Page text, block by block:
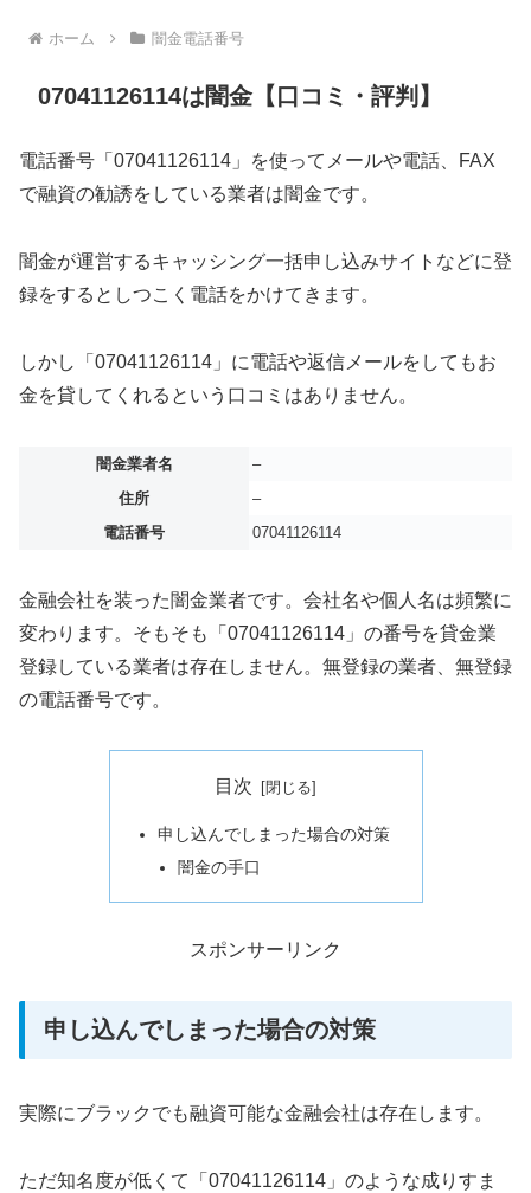
ホーム 闇金電話番号
07041126114は闇金【口コミ・評判】
電話番号「07041126114」を使ってメールや電話、FAX
で融資の勧誘をしている業者は闇金です。
闇金が運営するキャッシング一括申し込みサイトなどに登
録をするとしつこく電話をかけてきます。
しかし「07041126114」に電話や返信メールをしてもお
金を貸してくれるという口コミはありません。
闇金業者名
–
住所
–
電話番号
07041126114
金融会社を装った闇金業者です。会社名や個人名は頻繁に
変わります。そもそも「07041126114」の番号を貸金業
登録している業者は存在しません。無登録の業者、無登録
の電話番号です。
目次
申し込んでしまった場合の対策
闇金の手口
スポンサーリンク
申し込んでしまった場合の対策
実際にブラックでも融資可能な金融会社は存在します。
ただ知名度が低くて「07041126114」のような成りすま